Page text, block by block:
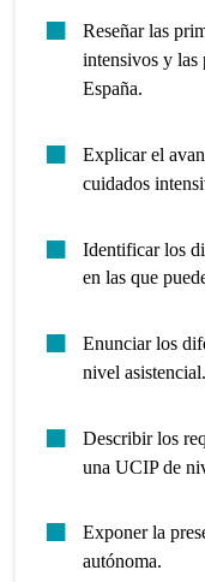
Reseñar las
intensivos y las
España.
Explicar el
cuidados
Identificar los
en las que
Enunciar los
nivel asistencial.
Describir los
una UCIP de
Exponer la
autónoma.